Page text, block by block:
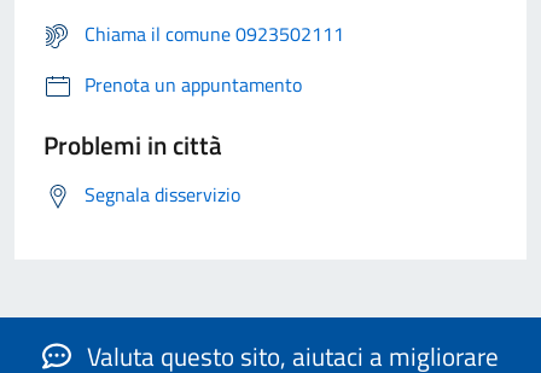
Chiama il comune 0923502111
Prenota un appuntamento
Problemi in città
Segnala disservizio
Valuta questo sito, aiutaci a migliorare